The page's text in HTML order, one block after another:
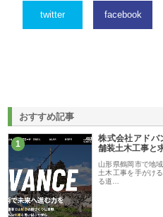
twitter facebook
おすすめ記事
1
株式会社アドバ
舗装土木工事と
山形県鶴岡市で地
土木工事を手がけ
る道…